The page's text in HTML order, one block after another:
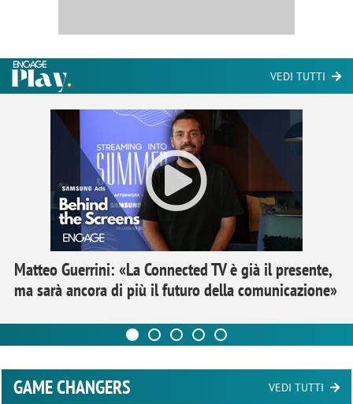
VEDI TUTTI
Matteo Guerrini: «La Connected TV è già il presente,
ma sarà ancora di più il futuro della comunicazione»
GAME CHANGERS VEDI TUTTI